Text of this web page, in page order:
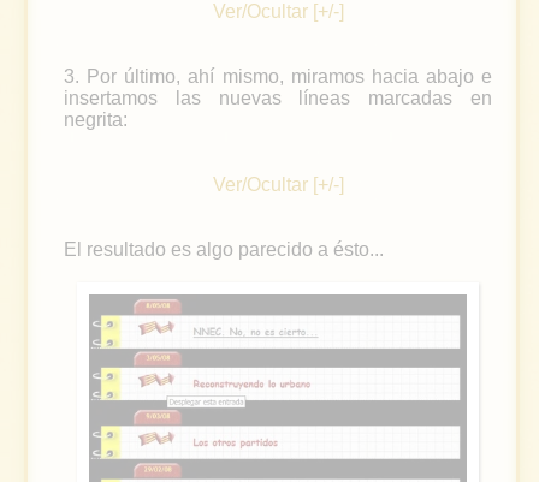
Ver/Ocultar [+/-]
3. Por último, ahí mismo, miramos hacia abajo e
insertamos las nuevas líneas marcadas en
negrita:
Ver/Ocultar [+/-]
El resultado es algo parecido a ésto...